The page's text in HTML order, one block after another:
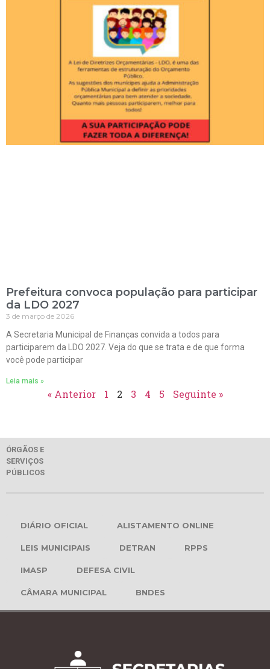
Prefeitura convoca população para participar
da LDO 2027
3 de março de 2026
A Secretaria Municipal de Finanças convida a todos para
participarem da LDO 2027. Veja do que se trata e de que forma
você pode participar
Leia mais »
« Anterior 1 2 3 4 5 Seguinte »
ÓRGÃOS E
SERVIÇOS
PÚBLICOS
DIÁRIO OFICIAL ALISTAMENTO ONLINE
LEIS MUNICIPAIS DETRAN RPPS
IMASP DEFESA CIVIL
CÂMARA MUNICIPAL BNDES